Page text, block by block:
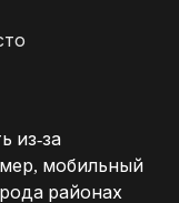
из-за
мобильный
районах